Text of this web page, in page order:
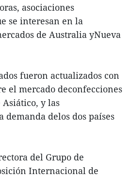
asociaciones
se interesan en la
de Australia yNueva
fueron actualizados con
el mercado deconfecciones
y las
demanda delos dos países
del Grupo de
Internacional de